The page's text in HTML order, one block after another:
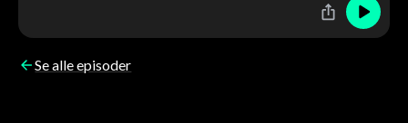
Se alle episoder